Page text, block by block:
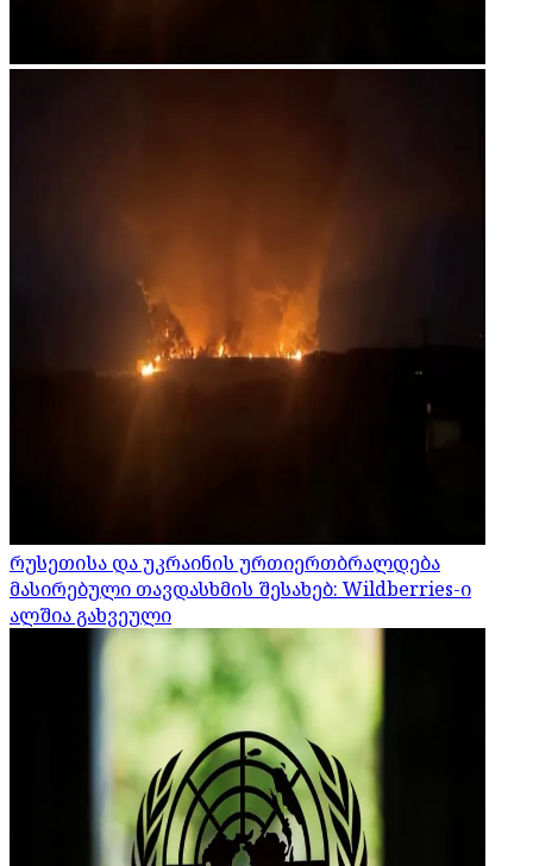
რუსეთისა და უკრაინის ურთიერთბრალდება
მასირებული თავდასხმის შესახებ: Wildberries-ი
ალშია გახვეული